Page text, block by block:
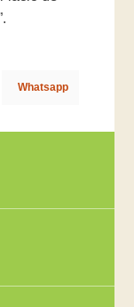
Whatsapp